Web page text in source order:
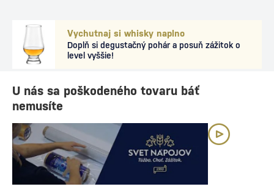
Vychutnaj si whisky naplno
Doplň si degustačný pohár a posuň zážitok o
level vyššie!
U nás sa poškodeného tovaru báť
nemusíte